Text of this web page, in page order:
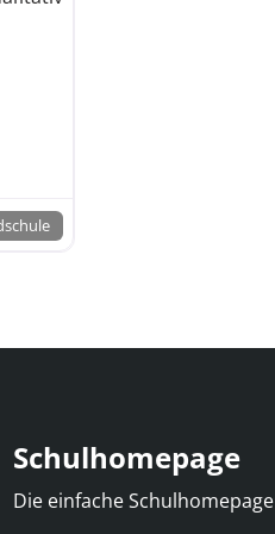
Schulhomepage
Die einfache Schulhomepage